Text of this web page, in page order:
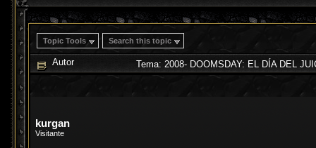
Topic Tools Search this topic
Autor Tema: 2008- DOOMSDAY: EL DÍA DEL
kurgan
Visitante